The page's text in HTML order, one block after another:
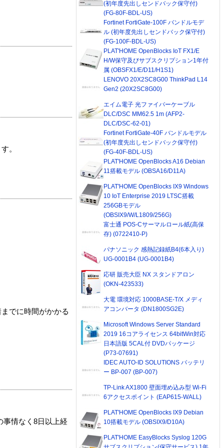
。
でに時間がかかる
事情なく8日以上経
(初年度先出しセンドバック保守付)
(FG-80F-BDL-US)
Fortinet FortiGate-100F バンドルモデ
ル (初年度先出しセンドバック保守付)
(FG-100F-BDL-US)
PLAT'HOME OpenBlocks IoT FX1/E
H/W保守及びサブスクリプション1年付
属 (OBSFX1/E/D11/H1S1)
LENOVO 20X2SC8G00 ThinkPad L14
Gen2 (20X2SC8G00)
エイム電子 光ファイバーケーブル
DLC/DSC MM62.5 1m (AFP2-
DLC/DSC-62-01)
Fortinet FortiGate-40F バンドルモデル
(初年度先出しセンドバック保守付)
(FG-40F-BDL-US)
PLAT'HOME OpenBlocks A16 Debian
11搭載モデル (OBSA16/D11A)
PLAT'HOME OpenBlocks IX9 Windows
10 IoT Enterprise 2019 LTSC搭載
256GBモデル
(OBSIX9/W/L1809/256G)
富士通 POS-Cサーマルロール紙(高保
存) (0722410-P)
パナソニック 感熱記録紙B4(6本入り)
UG-0001B4 (UG-0001B4)
応研 販売大臣 NX スタンドアロン
(OKN-423533)
大電 環境対応 1000BASE-T/X メディ
アコンバータ (DN1800SG2E)
Microsoft Windows Server Standard
2019 16コアライセンス 64bitWin対応
日本語版 5CAL付 DVDパッケージ
(P73-07691)
IDEC AUTO-ID SOLUTIONS バッテリ
ー BP-007 (BP-007)
TP-Link AX1800 壁面埋め込み型 Wi-Fi
6アクセスポイント (EAP615-WALL)
PLAT'HOME OpenBlocks IX9 Debian
10搭載モデル (OBSIX9/D10A)
PLAT'HOME EasyBlocks Syslog 120G